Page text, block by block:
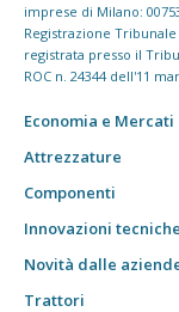
imprese di Milano:
Registrazione
registrata presso il
ROC n. 24344 dell'11
Economia e Mercati
Attrezzature
Componenti
Innovazioni tecniche
Novità dalle
Trattori